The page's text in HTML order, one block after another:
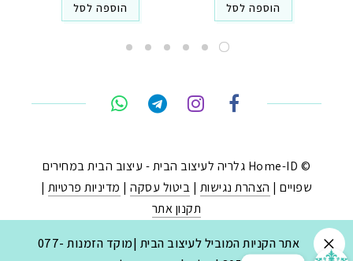
אתר הקניות המוביל לעיצוב הבית |מוקד הזמנות 077-
הוספה לסל הוספה לסל
© Home-ID גלריה לעיצוב הבית - עיצוב הבית במחירים
שפויים | הצהרת נגישות | ביטול עסקה| מדיניות פרטיות |
תקנון אתר